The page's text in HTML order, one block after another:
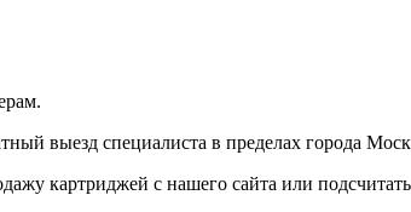
выезд специалиста в пределах города
картриджей с нашего сайта или